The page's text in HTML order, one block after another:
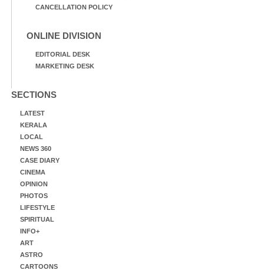
CANCELLATION POLICY
ONLINE DIVISION
EDITORIAL DESK
MARKETING DESK
SECTIONS
LATEST
KERALA
LOCAL
NEWS 360
CASE DIARY
CINEMA
OPINION
PHOTOS
LIFESTYLE
SPIRITUAL
INFO+
ART
ASTRO
CARTOONS